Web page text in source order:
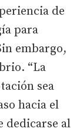
de
para
embargo,
“La
sea
hacia el
dedicarse al